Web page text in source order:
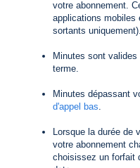
votre abonnement.
applications mobiles
sortants uniquement).
Minutes sont
terme.
Minutes dépassant
d'appel bas.
Lorsque la durée de
votre abonnement
choisissez un forfait